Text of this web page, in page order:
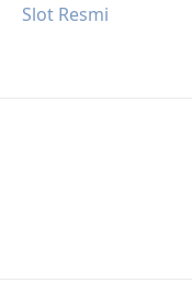
Slot Resmi